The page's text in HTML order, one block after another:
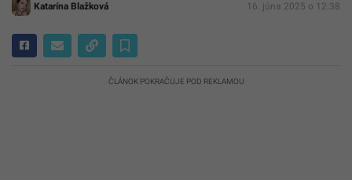
Katarína Blažková 16. júna 2025 o 12:38
ČLÁNOK POKRAČUJE POD REKLAMOU